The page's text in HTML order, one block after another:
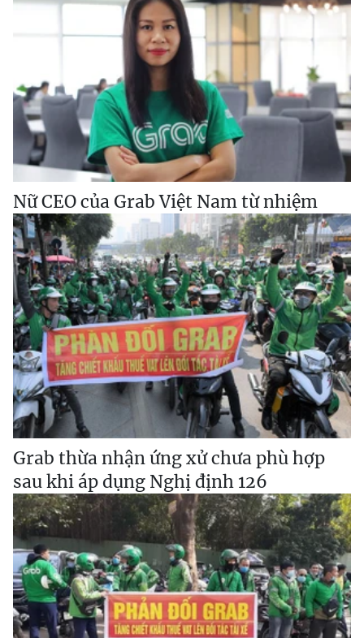
Nữ CEO của Grab Việt Nam từ nhiệm
Grab thừa nhận ứng xử chưa phù hợp
sau khi áp dụng Nghị định 126